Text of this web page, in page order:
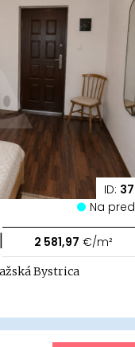
ID:
Na
| 2 581,97 €/m²
Bystrica